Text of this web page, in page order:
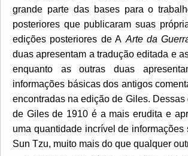
grande parte das bases para o
posteriores que publicaram suas
edições posteriores de A Arte da
duas apresentam a tradução editada e
enquanto as outras duas
informações básicas dos antigos
encontradas na edição de Giles. Dessas
de Giles de 1910 é a mais erudita e
uma quantidade incrível de informações
Sun Tzu, muito mais do que qualquer